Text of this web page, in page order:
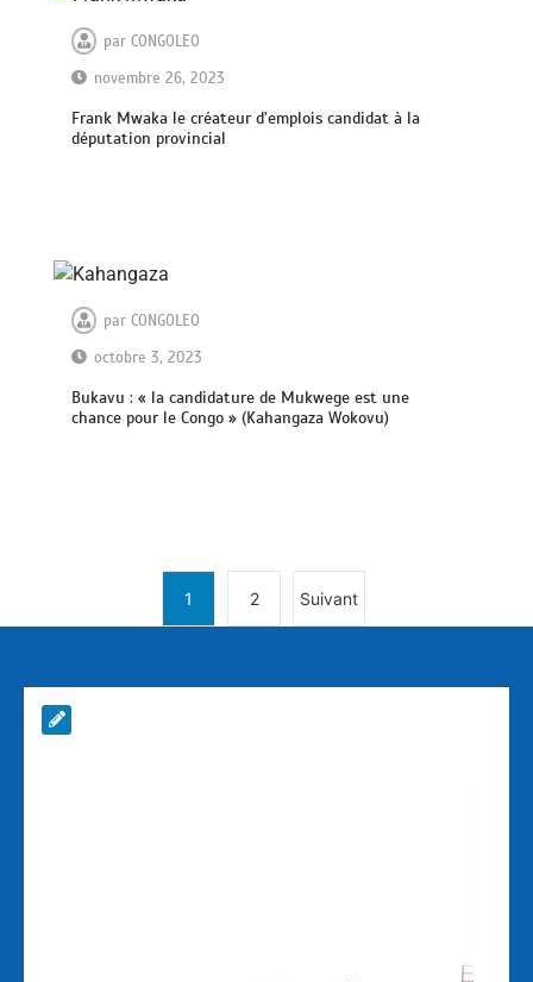
parCONGOLEO
novembre 26, 2023
Frank Mwaka le créateur d’emplois candidat à la
députation provincial
parCONGOLEO
octobre 3, 2023
Bukavu : « la candidature de Mukwege est une
chance pour le Congo » (Kahangaza Wokovu)
1 2 Suivant